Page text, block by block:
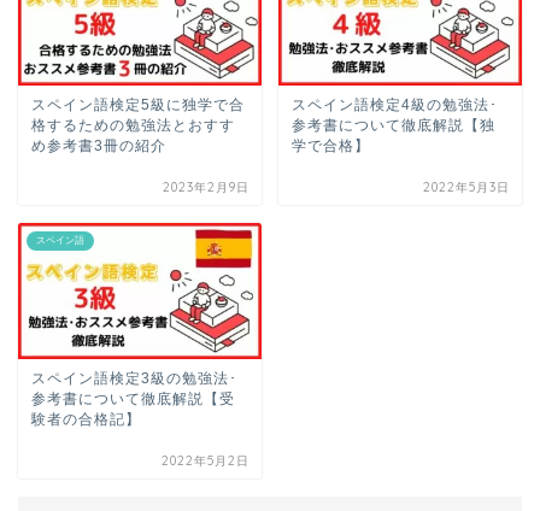
スペイン語検定5級に独学で合
格するための勉強法とおすす
め参考書3冊の紹介
2023年2月9日
スペイン語検定4級の勉強法･
参考書について徹底解説【独
学で合格】
2022年5月3日
スペイン語
スペイン語検定3級の勉強法･
参考書について徹底解説【受
験者の合格記】
2022年5月2日